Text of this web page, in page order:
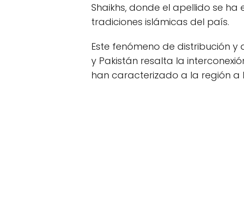
Shaikhs, donde el apellido se
tradiciones islámicas del país.
Este fenómeno de distribución
y Pakistán resalta la
han caracterizado a la región a